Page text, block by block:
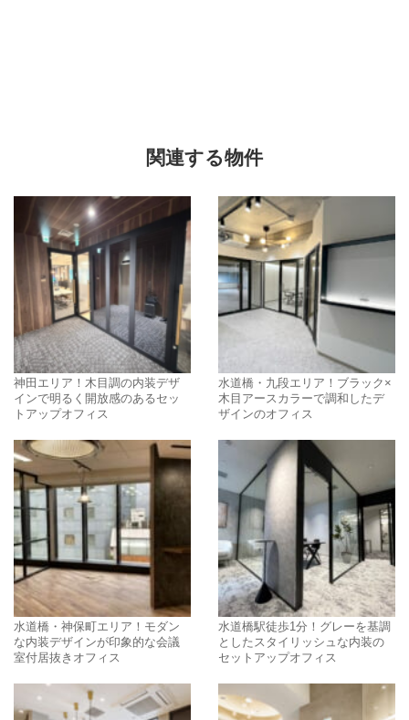
関連する物件
神田エリア！木目調の内装デザ
インで明るく開放感のあるセッ
トアップオフィス
水道橋・九段エリア！ブラック×
木目アースカラーで調和したデ
ザインのオフィス
水道橋・神保町エリア！モダン
な内装デザインが印象的な会議
室付居抜きオフィス
水道橋駅徒歩1分！グレーを基調
としたスタイリッシュな内装の
セットアップオフィス